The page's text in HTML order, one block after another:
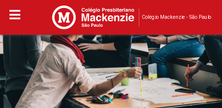
Colégio Mackenzie - São Paulo